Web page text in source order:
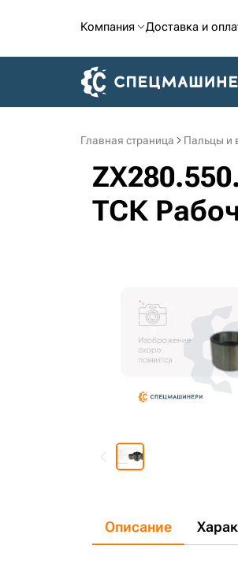
Компания Доставка и
Главная страница Пальцы и
ТСК
Описание